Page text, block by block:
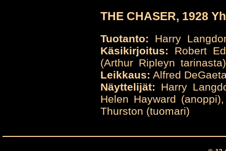
THE CHASER, 1928
Tuotanto: Harry
Käsikirjoitus: Robert
(Arthur Ripleyn
Leikkaus: Alfred
Näyttelijät: Harry
Helen Hayward
Thurston (tuomari)